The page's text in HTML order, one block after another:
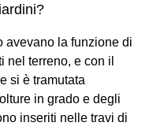
avevano la funzione di
nel terreno, e con il
si è tramutata
in grado e degli
inseriti nelle travi di